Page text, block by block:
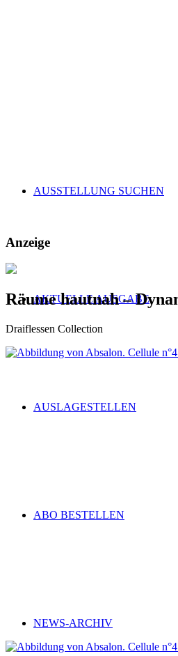
AUSSTELLUNG SUCHEN
AKTUELLE AUSGABE
AUSLAGESTELLEN
ABO BESTELLEN
NEWS-ARCHIV
Anzeige
Räume hautnah –
Draiflessen Collection